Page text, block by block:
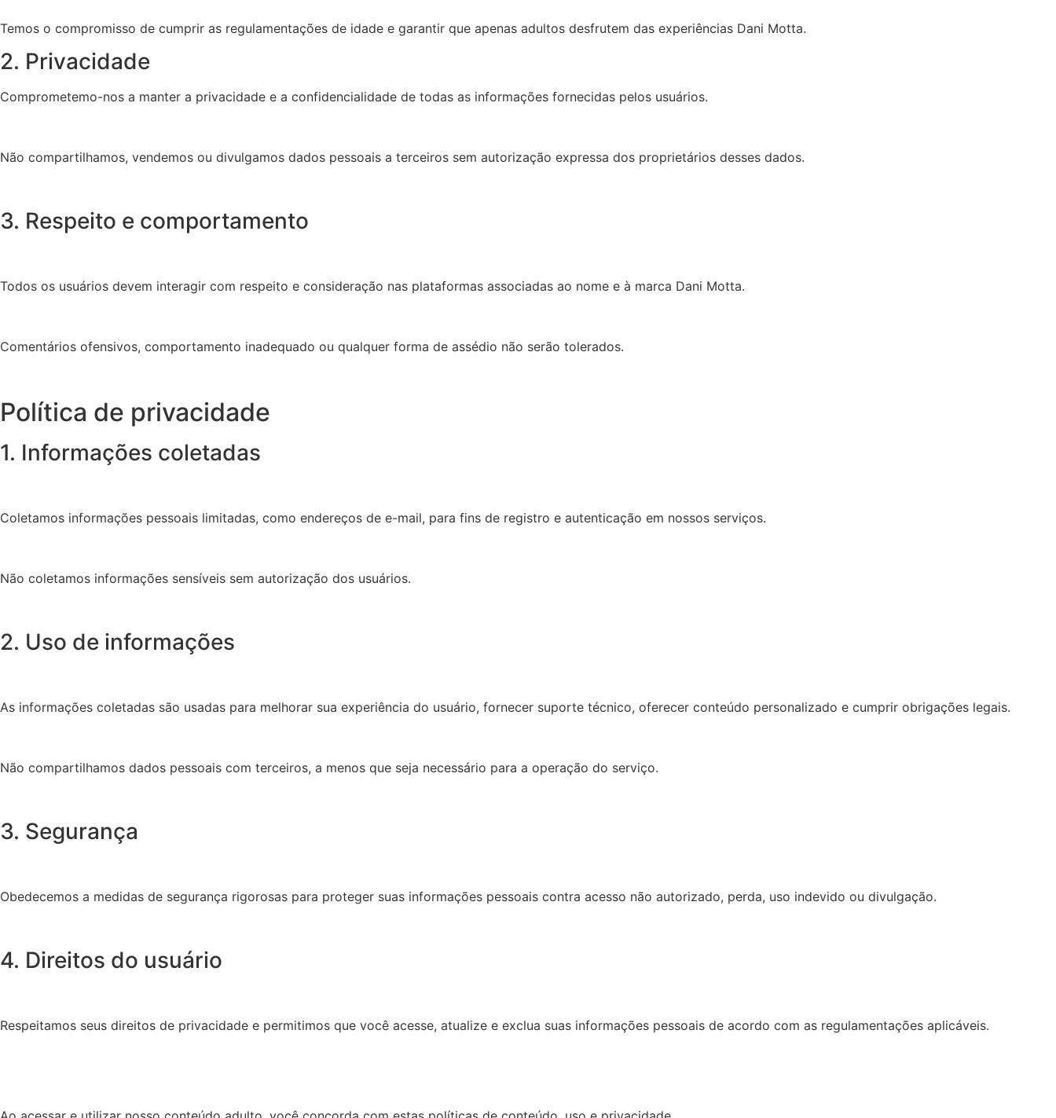
Temos o compromisso de cumprir as regulamentações de idade e garantir que apenas adultos desfrutem das experiências Dani Motta.
2. Privacidade
Comprometemo-nos a manter a privacidade e a confidencialidade de todas as informações fornecidas pelos usuários.
Não compartilhamos, vendemos ou divulgamos dados pessoais a terceiros sem autorização expressa dos proprietários desses dados.
3. Respeito e comportamento
Todos os usuários devem interagir com respeito e consideração nas plataformas associadas ao nome e à marca Dani Motta.
Comentários ofensivos, comportamento inadequado ou qualquer forma de assédio não serão tolerados.
Política de privacidade
1. Informações coletadas
Coletamos informações pessoais limitadas, como endereços de e-mail, para fins de registro e autenticação em nossos serviços.
Não coletamos informações sensíveis sem autorização dos usuários.
2. Uso de informações
As informações coletadas são usadas para melhorar sua experiência do usuário, fornecer suporte técnico, oferecer conteúdo personalizado e cumprir obrigações legais.
Não compartilhamos dados pessoais com terceiros, a menos que seja necessário para a operação do serviço.
3. Segurança
Obedecemos a medidas de segurança rigorosas para proteger suas informações pessoais contra acesso não autorizado, perda, uso indevido ou divulgação.
4. Direitos do usuário
Respeitamos seus direitos de privacidade e permitimos que você acesse, atualize e exclua suas informações pessoais de acordo com as regulamentações aplicáveis.